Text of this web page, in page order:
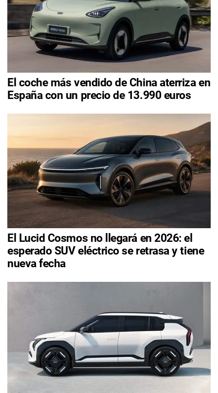
El coche más vendido de China aterriza en
España con un precio de 13.990 euros
El Lucid Cosmos no llegará en 2026: el
esperado SUV eléctrico se retrasa y tiene
nueva fecha